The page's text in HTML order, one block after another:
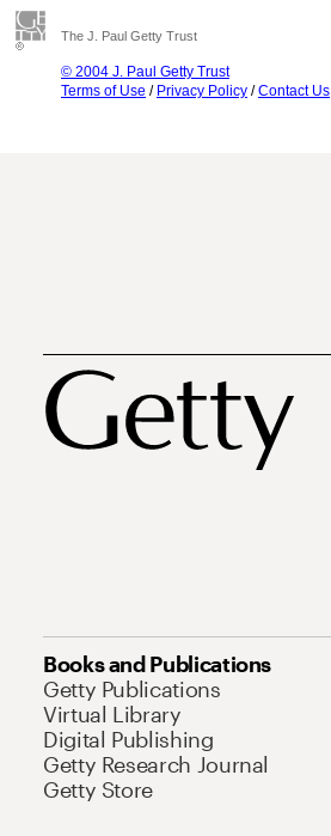
The J. Paul Getty Trust
© 2004 J. Paul Getty Trust
Terms of Use / Privacy Policy /Contact Us
Books and Publications
Getty Publications
Virtual Library
Digital Publishing
Getty Research Journal
Getty Store